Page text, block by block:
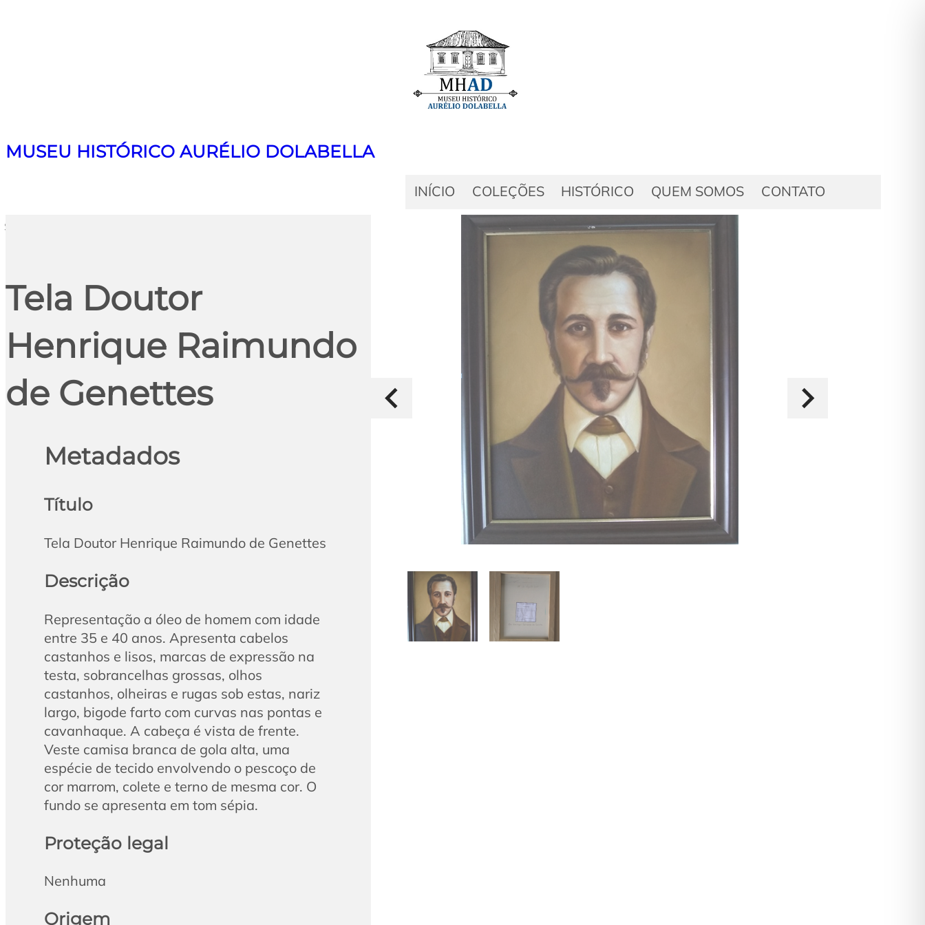
MUSEU HISTÓRICO AURÉLIO DOLABELLA
INÍCIO COLEÇÕES HISTÓRICO QUEM SOMOS
CONTATO
Search
Tela Doutor
Henrique Raimundo
de Genettes
Metadados
Título
Tela Doutor Henrique Raimundo de Genettes
Descrição
Representação a óleo de homem com idade
entre 35 e 40 anos. Apresenta cabelos
castanhos e lisos, marcas de expressão na
testa, sobrancelhas grossas, olhos
castanhos, olheiras e rugas sob estas, nariz
largo, bigode farto com curvas nas pontas e
cavanhaque. A cabeça é vista de frente.
Veste camisa branca de gola alta, uma
espécie de tecido envolvendo o pescoço de
cor marrom, colete e terno de mesma cor. O
fundo se apresenta em tom sépia.
Proteção legal
Nenhuma
Origem